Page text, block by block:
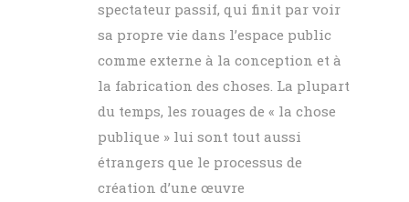
spectateur passif, qui finit par voir
sa propre vie dans l’espace public
comme externe à la conception et à
la fabrication des choses. La plupart
du temps, les rouages de « la chose
publique » lui sont tout aussi
étrangers que le processus de
création d’une œuvre